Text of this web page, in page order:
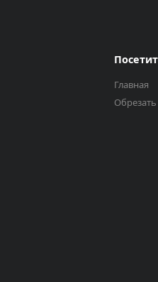
Главная